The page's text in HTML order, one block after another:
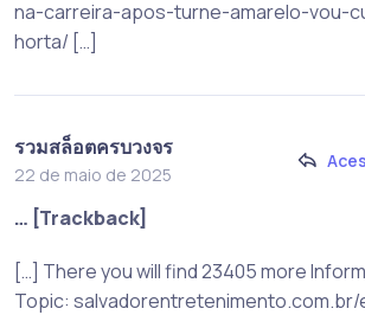
na-carreira-apos-turne-amarelo-vou-
horta/ […]
รวมสล็อตครบวงจร
22 de maio de 2025
… [Trackback]
[…] There you will find 23405 more
Topic: salvadorentretenimento.com.br/